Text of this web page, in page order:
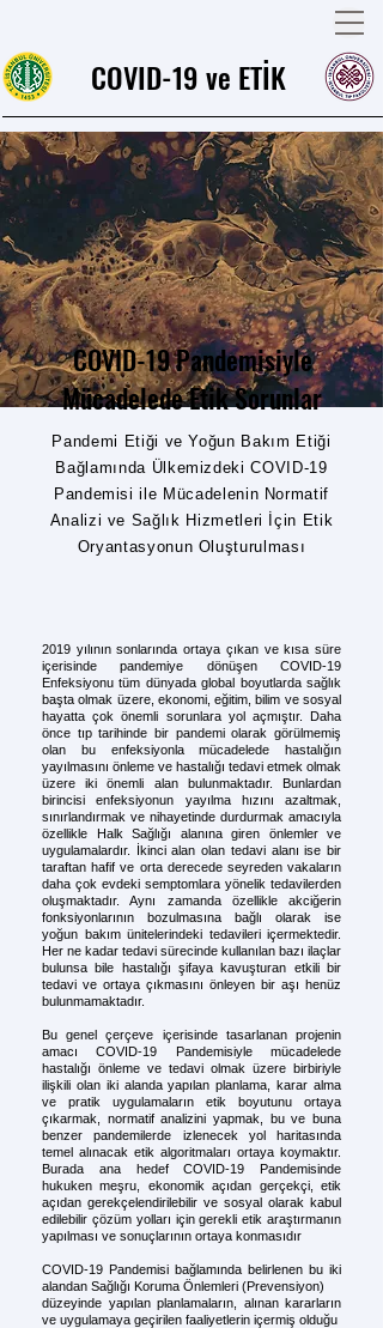
COVID-19 ve ETİK
COVID-19 Pandemisiyle
Mücadelede Etik Sorunlar
Pandemi Etiği ve Yoğun Bakım Etiği
Bağlamında Ülkemizdeki COVID-19
Pandemisi ile Mücadelenin Normatif
Analizi ve Sağlık Hizmetleri İçin Etik
Oryantasyonun Oluşturulması
2019 yılının sonlarında ortaya çıkan ve kısa süre
içerisinde pandemiye dönüşen COVID-19
Enfeksiyonu tüm dünyada global boyutlarda sağlık
başta olmak üzere, ekonomi, eğitim, bilim ve sosyal
hayatta çok önemli sorunlara yol açmıştır. Daha
önce tıp tarihinde bir pandemi olarak görülmemiş
olan bu enfeksiyonla mücadelede hastalığın
yayılmasını önleme ve hastalığı tedavi etmek olmak
üzere iki önemli alan bulunmaktadır. Bunlardan
birincisi enfeksiyonun yayılma hızını azaltmak,
sınırlandırmak ve nihayetinde durdurmak amacıyla
özellikle Halk Sağlığı alanına giren önlemler ve
uygulamalardır. İkinci alan olan tedavi alanı ise bir
taraftan hafif ve orta derecede seyreden vakaların
daha çok evdeki semptomlara yönelik tedavilerden
oluşmaktadır. Aynı zamanda özellikle akciğerin
fonksiyonlarının bozulmasına bağlı olarak ise
yoğun bakım ünitelerindeki tedavileri içermektedir.
Her ne kadar tedavi sürecinde kullanılan bazı ilaçlar
bulunsa bile hastalığı şifaya kavuşturan etkili bir
tedavi ve ortaya çıkmasını önleyen bir aşı henüz
bulunmamaktadır.
Bu genel çerçeve içerisinde tasarlanan projenin
amacı COVID-19 Pandemisiyle mücadelede
hastalığı önleme ve tedavi olmak üzere birbiriyle
ilişkili olan iki alanda yapılan planlama, karar alma
ve pratik uygulamaların etik boyutunu ortaya
çıkarmak, normatif analizini yapmak, bu ve buna
benzer pandemilerde izlenecek yol haritasında
temel alınacak etik algoritmaları ortaya koymaktır.
Burada ana hedef COVID-19 Pandemisinde
hukuken meşru, ekonomik açıdan gerçekçi, etik
açıdan gerekçelendirilebilir ve sosyal olarak kabul
edilebilir çözüm yolları için gerekli etik araştırmanın
yapılması ve sonuçlarının ortaya konmasıdır
COVID-19 Pandemisi bağlamında belirlenen bu iki
alandan Sağlığı Koruma Önlemleri (Prevensiyon)
düzeyinde yapılan planlamaların, alınan kararların
ve uygulamaya geçirilen faaliyetlerin içermiş olduğu